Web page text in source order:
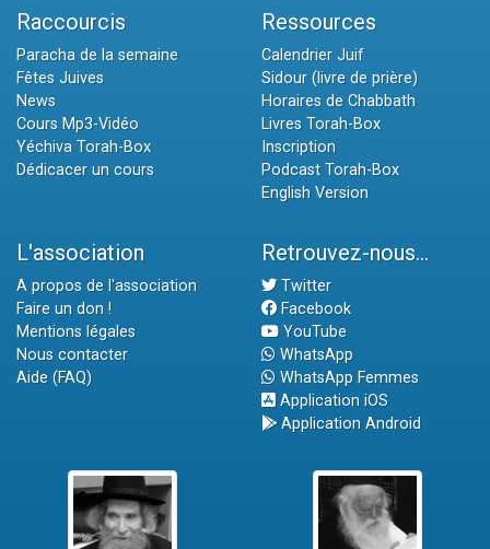
Raccourcis
Paracha de la semaine
Fêtes Juives
News
Cours Mp3-Vidéo
Yéchiva Torah-Box
Dédicacer un cours
Ressources
Calendrier Juif
Sidour (livre de prière)
Horaires de Chabbath
Livres Torah-Box
Inscription
Podcast Torah-Box
English Version
L'association
A propos de l'association
Faire un don !
Mentions légales
Nous contacter
Aide (FAQ)
Retrouvez-nous...
Twitter
Facebook
YouTube
WhatsApp
WhatsApp Femmes
Application iOS
Application Android